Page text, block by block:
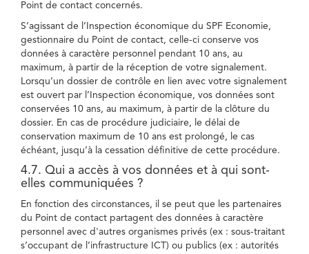
Point de contact concernés.
S’agissant de l’Inspection économique du SPF Economie,
gestionnaire du Point de contact, celle-ci conserve vos
données à caractère personnel pendant 10 ans, au
maximum, à partir de la réception de votre signalement.
Lorsqu’un dossier de contrôle en lien avec votre signalement
est ouvert par l’Inspection économique, vos données sont
conservées 10 ans, au maximum, à partir de la clôture du
dossier. En cas de procédure judiciaire, le délai de
conservation maximum de 10 ans est prolongé, le cas
échéant, jusqu’à la cessation définitive de cette procédure.
4.7. Qui a accès à vos données et à qui sont-
elles communiquées ?
En fonction des circonstances, il se peut que les partenaires
du Point de contact partagent des données à caractère
personnel avec d'autres organismes privés (ex : sous-traitant
s’occupant de l’infrastructure ICT) ou publics (ex : autorités